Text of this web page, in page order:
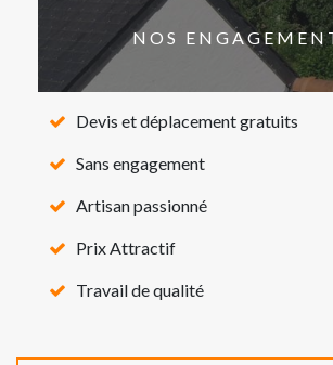
NOS
Devis et déplacement gratuits
Sans engagement
Artisan passionné
Prix Attractif
Travail de qualité